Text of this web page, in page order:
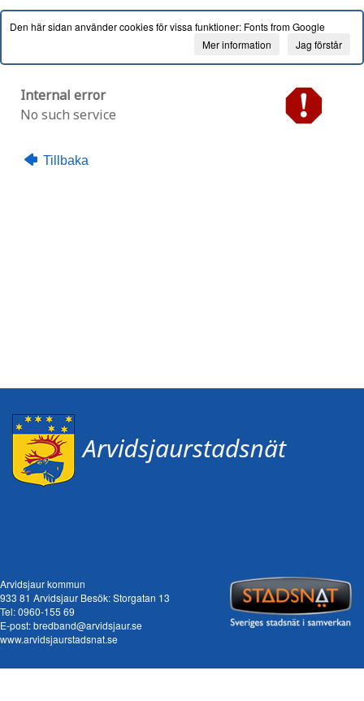
Den här sidan använder cookies för vissa funktioner: Fonts from Google
Jag förstår
Mer information
Internal error
No such service
Tillbaka
Arvidsjaur kommun
933 81 Arvidsjaur Besök: Storgatan 13
Tel:0960-155 69
E-post:bredband@arvidsjaur.se
www.arvidsjaurstadsnat.se